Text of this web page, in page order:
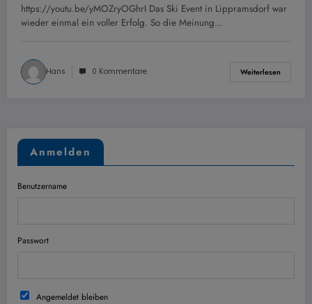
https://youtu.be/yMOZryOGhrI Das Ski Event in Lippramsdorf war
wieder einmal ein voller Erfolg. So die Meinung…
Hans 0 Kommentare Weiterlesen
Anmelden
Benutzername
Passwort
Angemeldet bleiben